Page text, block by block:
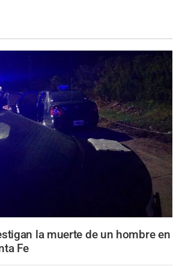
la muerte de un hombre en
Fe